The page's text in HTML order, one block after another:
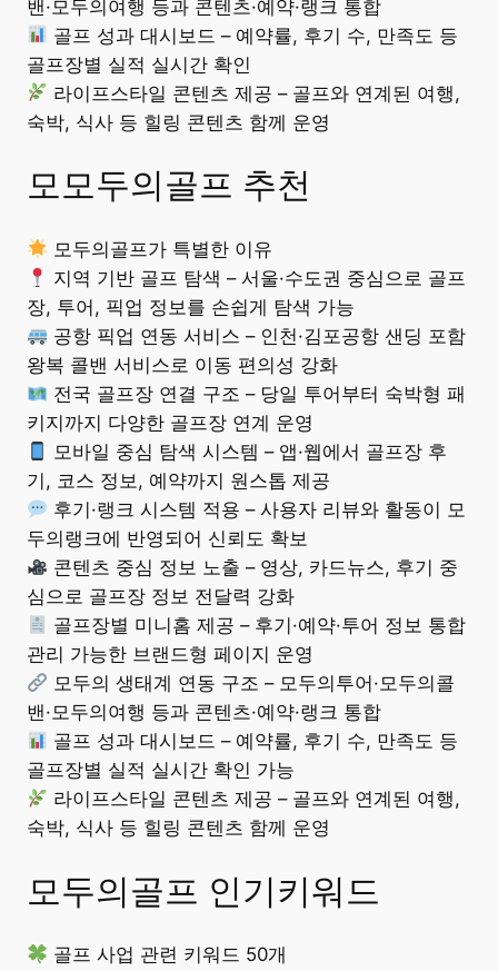
밴·모두의여행 등과 콘텐츠·예약·랭크 통합
골프 성과 대시보드 – 예약률, 후기 수, 만족도 등
골프장별 실적 실시간 확인
라이프스타일 콘텐츠 제공 – 골프와 연계된 여행,
숙박, 식사 등 힐링 콘텐츠 함께 운영
모모두의골프 추천
모두의골프가 특별한 이유
지역 기반 골프 탐색 – 서울·수도권 중심으로 골프
장, 투어, 픽업 정보를 손쉽게 탐색 가능
공항 픽업 연동 서비스 – 인천·김포공항 샌딩 포함
왕복 콜밴 서비스로 이동 편의성 강화
전국 골프장 연결 구조 – 당일 투어부터 숙박형 패
키지까지 다양한 골프장 연계 운영
모바일 중심 탐색 시스템 – 앱·웹에서 골프장 후
기, 코스 정보, 예약까지 원스톱 제공
후기·랭크 시스템 적용 – 사용자 리뷰와 활동이 모
두의랭크에 반영되어 신뢰도 확보
콘텐츠 중심 정보 노출 – 영상, 카드뉴스, 후기 중
심으로 골프장 정보 전달력 강화
골프장별 미니홈 제공 – 후기·예약·투어 정보 통합
관리 가능한 브랜드형 페이지 운영
모두의 생태계 연동 구조 – 모두의투어·모두의콜
밴·모두의여행 등과 콘텐츠·예약·랭크 통합
골프 성과 대시보드 – 예약률, 후기 수, 만족도 등
골프장별 실적 실시간 확인 가능
라이프스타일 콘텐츠 제공 – 골프와 연계된 여행,
숙박, 식사 등 힐링 콘텐츠 함께 운영
모두의골프 인기키워드
골프 사업 관련 키워드 50개